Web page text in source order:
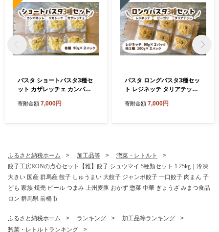
パスタ ショートパスタ3種セ
ット カザレッチェ カンパネ
パスタ コナリエ 簡単 本格 シ
ご飯 コナリエ 群馬県 前橋市
寄附金額 7,000円
パスタ ロングパスタ3種セッ
ト レジネッテ タリアテッレ
コナリエ 簡単 本格 ロングパ
群馬県 前橋市
寄附金額 7,000円
ふるさと納税ホーム 加工品等
惣菜・レトルト
餃子工房RONの点心セット【雅】餃子 シュウマイ 5種類セット 1.25kg｜冷凍
大きい 国産 群馬産 餃子 しゅうまい 大餃子 ジャンボ餃子 一口餃子 肉まん 子
ども 家族 焼売 ビール つまみ 上州麦豚 おかず 惣菜 中華 ぎょうざ みまつ食品
ロン 群馬県 前橋市
ふるさと納税ホーム ランキング
加工品等ランキング
惣菜・レトルトランキング